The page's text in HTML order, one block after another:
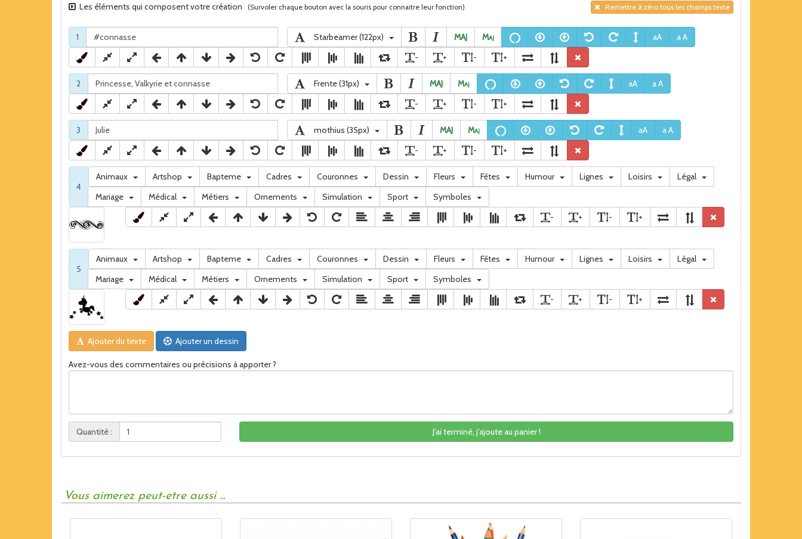
Les éléments qui composent votre création (Survoler chaque bouton avec la souris pour connaitre leur fonction) Remettre à zéro tous les champs texte
1 Starbeamer (122px) MAJ Maj aA
a A
-
+ - +
2 Frente (31px) MAJ Maj aA
a A
-
+ - +
3 mothius (35px) MAJ Maj aA
a A
-
+ - +
4
Animaux Artshop Bapteme Cadres Couronnes Dessin Fleurs Fêtes Humour Lignes Loisirs
Légal
Mariage
Médical Métiers Ornements Simulation Sport
Symboles
-
+ - +
5
Animaux Artshop Bapteme Cadres Couronnes Dessin Fleurs Fêtes Humour Lignes Loisirs
Légal
Mariage
Médical Métiers Ornements Simulation Sport
Symboles
-
+ - +
Ajouter du texte Ajouter un dessin
Avez-vous des commentaires ou précisions à apporter ?
Quantité : J'ai terminé, j'ajoute au panier !
Vous aimerez peut-etre aussi ...